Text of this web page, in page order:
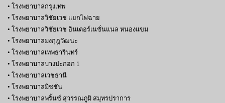
• โรงพยาบาลกรุงเทพ
• โรงพยาบาลวิชัยเวช แยกไฟฉาย
• โรงพยาบาลวิชัยเวช อินเตอร์เนชั่นแนล หนองแขม
• โรงพยาบาลมงกุฎวัฒนะ
• โรงพยาบาลเทพธารินทร์
• โรงพยาบาลบางปะกอก 1
• โรงพยาบาลเวชธานี
• โรงพยาบาลมิชชั่น
• โรงพยาบาลพริ้นซ์ สุวรรณภูมิ สมุทรปราการ